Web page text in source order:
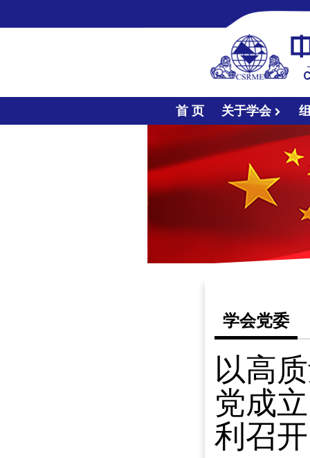
首 页 关于学会
学会党委
以高
党成
利召开